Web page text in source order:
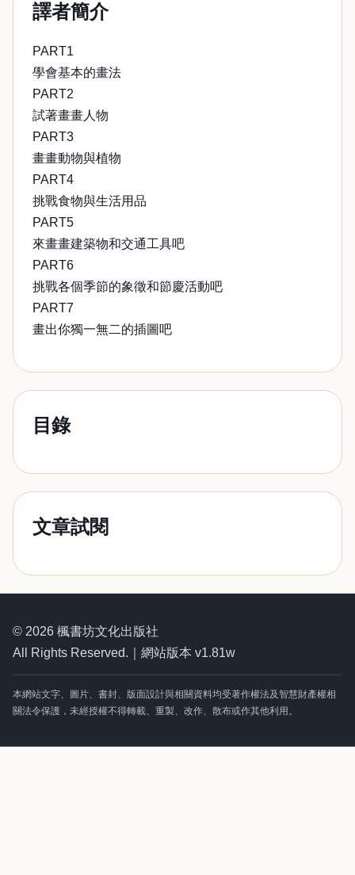
譯者簡介
PART1
學會基本的畫法
PART2
試著畫畫人物
PART3
畫畫動物與植物
PART4
挑戰食物與生活用品
PART5
來畫畫建築物和交通工具吧
PART6
挑戰各個季節的象徵和節慶活動吧
PART7
畫出你獨一無二的插圖吧
目錄
文章試閱
© 2026 楓書坊文化出版社
All Rights Reserved.｜網站版本 v1.81w
本網站文字、圖片、書封、版面設計與相關資料均受著作權法及智慧財產權相
關法令保護，未經授權不得轉載、重製、改作、散布或作其他利用。